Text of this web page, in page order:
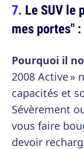
Le SUV le
mes portes"
Pourquoi il
2008 Active »
capacités et
Sévèrement
vous faire
devoir